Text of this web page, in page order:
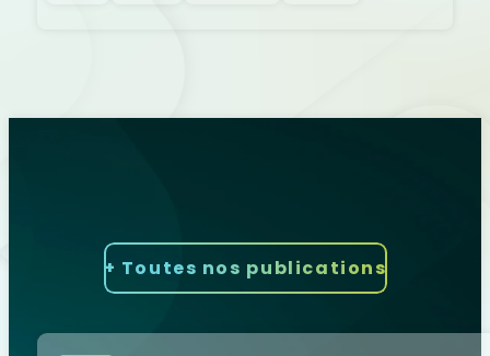
+ Toutes nos publications